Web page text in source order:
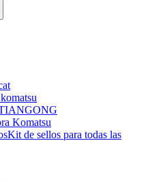
Komatsu
Kit de sellos para todas las